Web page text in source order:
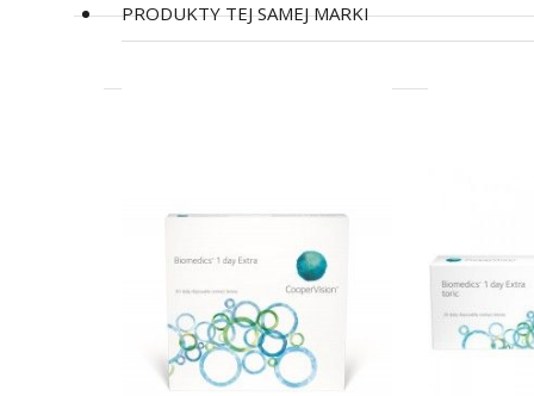
PRODUKTY TEJ SAMEJ MARKI